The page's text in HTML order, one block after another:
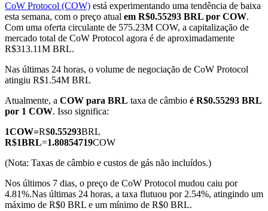
Futuros COIN-M
Futuros de criptomoeda
TradFi
Derivativos de ações, câmbio, metais preciosos e commodities
CoW Protocol (COW) está experimentando uma tendência de baixa
esta semana, com o preço atual em R$0.55293 BRL por COW.
Com uma oferta circulante de 575.23M COW, a capitalização de
mercado total de CoW Protocol agora é de aproximadamente
R$313.11M BRL.
Nas últimas 24 horas, o volume de negociação de CoW Protocol
atingiu R$1.54M BRL
Atualmente, a COW para BRL taxa de câmbio é R$0.55293 BRL
por 1 COW. Isso significa:
1COW=R$0.55293BRL
R$1BRL=1.80854719COW
(Nota: Taxas de câmbio e custos de gás não incluídos.)
Nos últimos 7 dias, o preço de CoW Protocol mudou caiu por
4.81%.Nas últimas 24 horas, a taxa flutuou por 2.54%, atingindo um
máximo de R$0 BRL e um mínimo de R$0 BRL.